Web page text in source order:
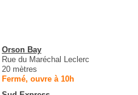
Orson Bay
Rue du Maréchal Leclerc
20 mètres
Fermé, ouvre à 10h